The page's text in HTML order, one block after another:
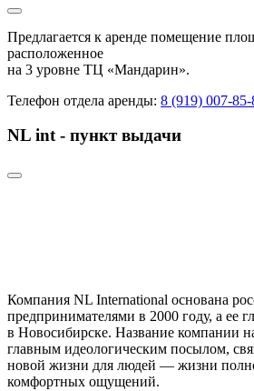
Предлагается к аренде помещение
расположенное
на 3 уровне ТЦ «Мандарин».
Телефон отдела аренды: 8 (919) 007-85-
NL int - пункт выдачи
Компания NL International основана
предпринимателями в 2000 году, а ее
в Новосибирске. Название компании
главным идеологическим посылом,
новой жизни для людей — жизни
комфортных ощущений.